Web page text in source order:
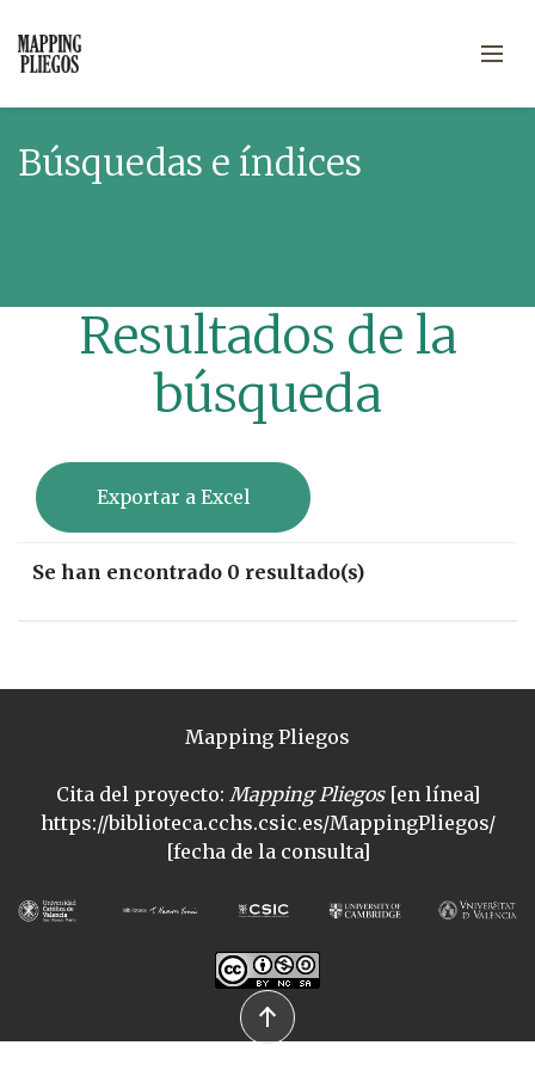
Búsquedas e índices
Resultados de la
búsqueda
Exportar a Excel
Se han encontrado 0 resultado(s)
Mapping Pliegos
Cita del proyecto: Mapping Pliegos[en línea]
https://biblioteca.cchs.csic.es/MappingPliegos/
[fecha de la consulta]